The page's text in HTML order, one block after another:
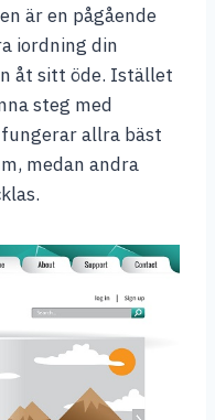
är en pågående
iordning din
åt sitt öde. Istället
steg med
allra bäst
medan andra